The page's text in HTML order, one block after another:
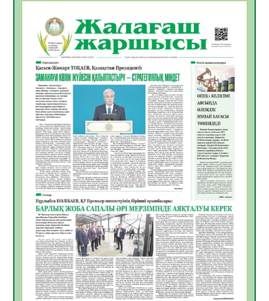
ҚЫЗЫЛОРДАДА «САНАЛЫ ҰРПАҚ –
ЖАРҚЫН БОЛАШАҚ» АТТЫ КЕҢЕЙТІЛГЕН
МӘЖІЛІС ӨТТІ
05.08.2026
30
Қазақстан Орталық Азиядағы көшуге ең
қолайлы ел атанды
05.08.2026
32
Өрт қауіпсіздігі талаптарын сақтау – әр
азаматтың міндеті
05.08.2026
32
Руслан Рүстемұлы облыс әкімінің
кеңесшісі болып тағайындалды
05.08.2026
29
Цифрландыру саласын дамыту аясында
салынатын жаңа орталықтың жобасы
талқыланды
05.08.2026
29